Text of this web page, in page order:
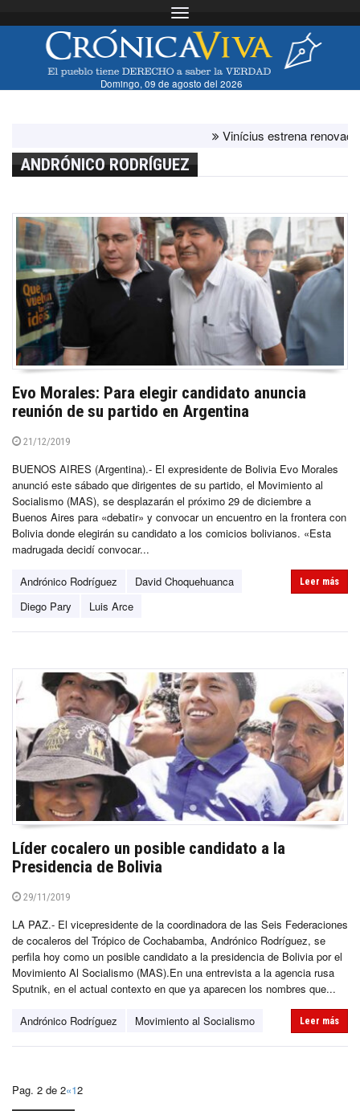
Toggle navigation
Domingo, 09 de agosto del 2026
Vinícius estrena
ANDRÓNICO RODRÍGUEZ
Evo Morales: Para elegir candidato anuncia
reunión de su partido en Argentina
21/12/2019
BUENOS AIRES (Argentina).- El expresidente de Bolivia Evo Morales
anunció este sábado que dirigentes de su partido, el Movimiento al
Socialismo (MAS), se desplazarán el próximo 29 de diciembre a
Buenos Aires para «debatir» y convocar un encuentro en la frontera con
Bolivia donde elegirán su candidato a los comicios bolivianos. «Esta
madrugada decidí convocar...
Andrónico Rodríguez
David Choquehuanca
Diego Pary
Luis Arce
Leer más
Líder cocalero un posible candidato a la
Presidencia de Bolivia
29/11/2019
LA PAZ.- El vicepresidente de la coordinadora de las Seis Federaciones
de cocaleros del Trópico de Cochabamba, Andrónico Rodríguez, se
perfila hoy como un posible candidato a la presidencia de Bolivia por el
Movimiento Al Socialismo (MAS).En una entrevista a la agencia rusa
Sputnik, en el actual contexto en que ya aparecen los nombres que...
Andrónico Rodríguez Movimiento al Socialismo Leer más
Pag. 2 de 2«12